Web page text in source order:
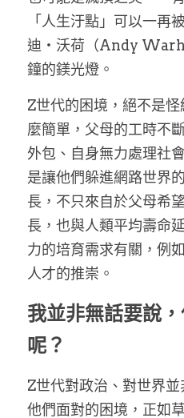
「人生汙點」可以一再
迪・沃荷（Andy
鐘的鎂光燈。
Z世代的困境，絕不是
麼簡單，父母的工時不
外包、自身無力處理社
是讓他們躲進網路世界
長，不只來自於父母希
長，也與人類平均壽命
力的培育需求有關，例
人才的推崇。
我並非無話要說
呢？
Z世代對政治、對世界
他們面對的困境，正如